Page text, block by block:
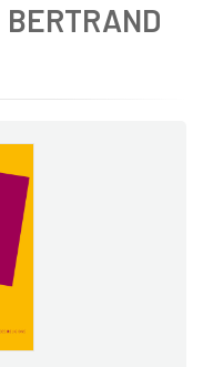
BERTRAND